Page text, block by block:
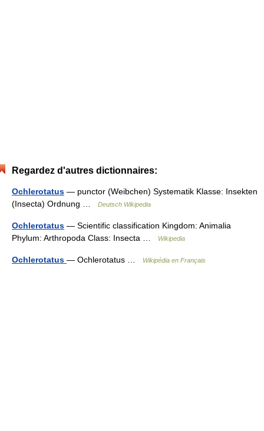
Regardez d'autres dictionnaires:
Ochlerotatus — punctor (Weibchen) Systematik Klasse: Insekten
(Insecta) Ordnung …
Deutsch Wikipedia
Ochlerotatus — Scientific classification Kingdom: Animalia
Phylum: Arthropoda Class: Insecta …
Wikipedia
Ochlerotatus — Ochlerotatus … Wikipédia en Français